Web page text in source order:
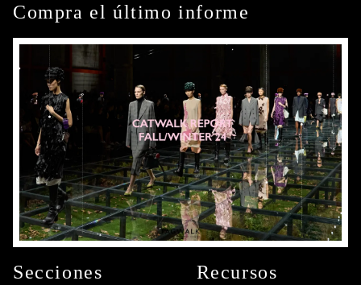
Compra el último informe
Secciones
Recursos